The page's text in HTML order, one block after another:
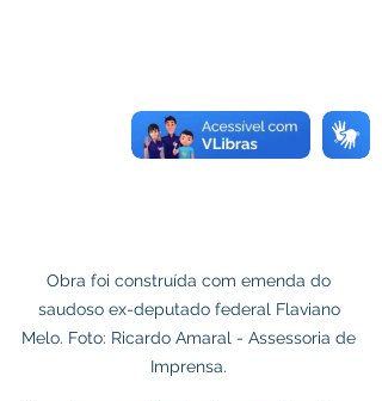
Obra foi construída com emenda do
saudoso ex-deputado federal Flaviano
Melo. Foto: Ricardo Amaral - Assessoria de
Imprensa.